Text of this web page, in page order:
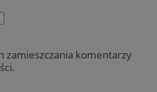
zamieszczania komentarzy